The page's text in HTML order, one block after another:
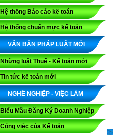
Hệ thống Báo cáo kế toán
Hệ thống chuẩn mực kế toán
VĂN BẢN PHÁP LUẬT MỚI
Những luật Thuế - Kế toán mới
Tin tức kế toán mới
NGHỀ NGHIỆP - VIỆC LÀM
Biểu Mẫu Đăng Ký Doanh Nghiệp
Công việc của Kế toán